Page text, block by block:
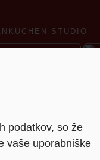
STUDIO
podatkov, so že
vaše uporabniške